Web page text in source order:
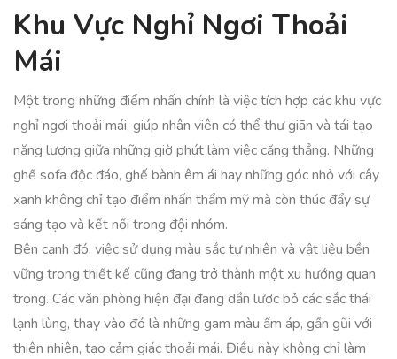
Khu Vực Nghỉ Ngơi Thoải
Mái
Một trong những điểm nhấn chính là việc tích hợp các khu vực
nghỉ ngơi thoải mái, giúp nhân viên có thể thư giãn và tái tạo
năng lượng giữa những giờ phút làm việc căng thẳng. Những
ghế sofa độc đáo, ghế bành êm ái hay những góc nhỏ với cây
xanh không chỉ tạo điểm nhấn thẩm mỹ mà còn thúc đẩy sự
sáng tạo và kết nối trong đội nhóm.
Bên cạnh đó, việc sử dụng màu sắc tự nhiên và vật liệu bền
vững trong thiết kế cũng đang trở thành một xu hướng quan
trọng. Các văn phòng hiện đại đang dần lược bỏ các sắc thái
lạnh lùng, thay vào đó là những gam màu ấm áp, gần gũi với
thiên nhiên, tạo cảm giác thoải mái. Điều này không chỉ làm